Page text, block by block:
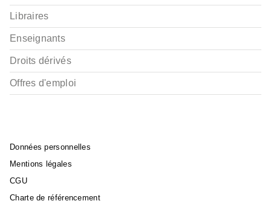
Libraires
Enseignants
Droits dérivés
Offres d'emploi
Données personnelles
Mentions légales
CGU
Charte de référencement